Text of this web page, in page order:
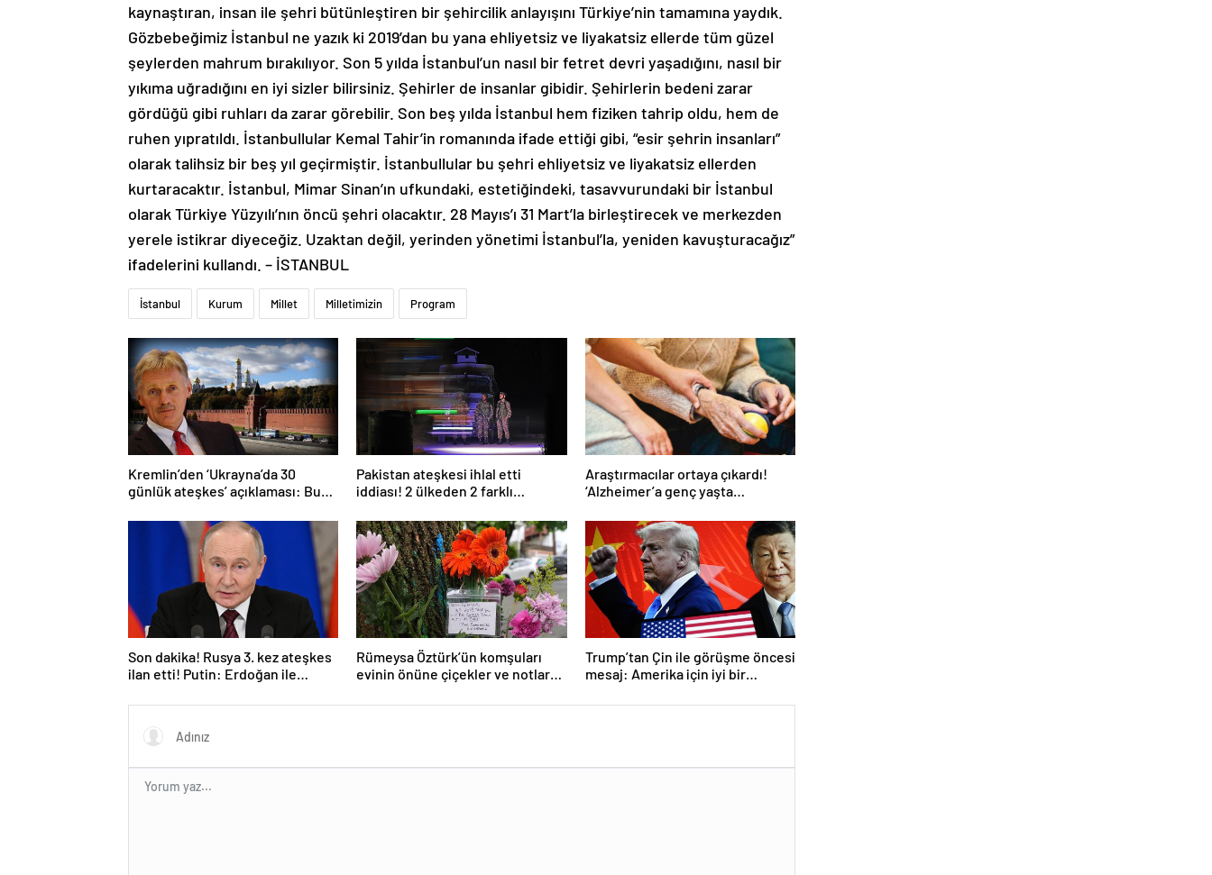
kaynaştıran, insan ile şehri bütünleştiren bir şehircilik anlayışını Türkiye’nin tamamına yaydık.
Gözbebeğimiz İstanbul ne yazık ki 2019’dan bu yana ehliyetsiz ve liyakatsiz ellerde tüm güzel
şeylerden mahrum bırakılıyor. Son 5 yılda İstanbul’un nasıl bir fetret devri yaşadığını, nasıl bir
yıkıma uğradığını en iyi sizler bilirsiniz. Şehirler de insanlar gibidir. Şehirlerin bedeni zarar
gördüğü gibi ruhları da zarar görebilir. Son beş yılda İstanbul hem fiziken tahrip oldu, hem de
ruhen yıpratıldı. İstanbullular Kemal Tahir’in romanında ifade ettiği gibi, “esir şehrin insanları”
olarak talihsiz bir beş yıl geçirmiştir. İstanbullular bu şehri ehliyetsiz ve liyakatsiz ellerden
kurtaracaktır. İstanbul, Mimar Sinan’ın ufkundaki, estetiğindeki, tasavvurundaki bir İstanbul
olarak Türkiye Yüzyılı’nın öncü şehri olacaktır. 28 Mayıs’ı 31 Mart’la birleştirecek ve merkezden
yerele istikrar diyeceğiz. Uzaktan değil, yerinden yönetimi İstanbul’la, yeniden kavuşturacağız”
ifadelerini kullandı. – İSTANBUL
İstanbul Kurum Millet Milletimizin Program
Kremlin’den ‘Ukrayna’da 30
günlük ateşkes’ açıklaması: Bunu
Pakistan ateşkesi ihlal etti
iddiası! 2 ülkeden 2 farklı
Araştırmacılar ortaya çıkardı!
‘Alzheimer’a genç yaşta
Son dakika! Rusya 3. kez ateşkes
ilan etti! Putin: Erdoğan ile
Rümeysa Öztürk’ün komşuları
evinin önüne çiçekler ve notlar
Trump’tan Çin ile görüşme öncesi
mesaj: Amerika için iyi bir